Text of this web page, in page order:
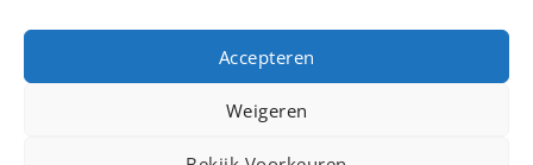
Accepteren
Weigeren
Copyright © 2026 Checkfrank